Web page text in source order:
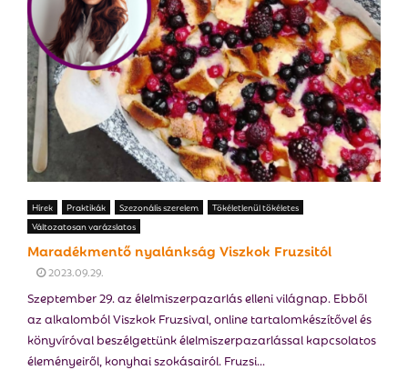
Hírek Praktikák Szezonális szerelem
Tökéletlenül tökéletes
Változatosan varázslatos
Maradékmentő nyalánkság Viszkok Fruzsitól
2023.09.29.
Szeptember 29. az élelmiszerpazarlás elleni világnap. Ebből
az alkalomból Viszkok Fruzsival, online tartalomkészítővel és
könyvíróval beszélgettünk élelmiszerpazarlással kapcsolatos
éleményeiről, konyhai szokásairól. Fruzsi...